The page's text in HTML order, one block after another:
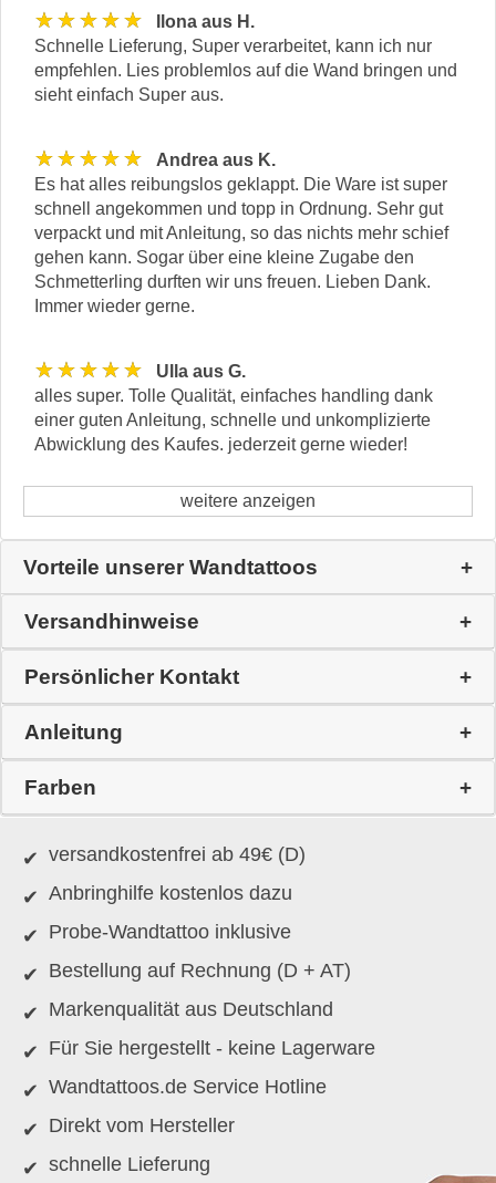
★★★★★
Ilona aus H.
Schnelle Lieferung, Super verarbeitet, kann ich nur
empfehlen. Lies problemlos auf die Wand bringen und
sieht einfach Super aus.
★★★★★
Andrea aus K.
Es hat alles reibungslos geklappt. Die Ware ist super
schnell angekommen und topp in Ordnung. Sehr gut
verpackt und mit Anleitung, so das nichts mehr schief
gehen kann. Sogar über eine kleine Zugabe den
Schmetterling durften wir uns freuen. Lieben Dank.
Immer wieder gerne.
★★★★★
Ulla aus G.
alles super. Tolle Qualität, einfaches handling dank
einer guten Anleitung, schnelle und unkomplizierte
Abwicklung des Kaufes. jederzeit gerne wieder!
weitere anzeigen
Vorteile unserer Wandtattoos
Versandhinweise
Persönlicher Kontakt
Anleitung
Farben
versandkostenfrei ab 49€ (D)
Anbringhilfe kostenlos dazu
Probe-Wandtattoo inklusive
Bestellung auf Rechnung (D + AT)
Markenqualität aus Deutschland
Für Sie hergestellt - keine Lagerware
Wandtattoos.de Service Hotline
Direkt vom Hersteller
schnelle Lieferung